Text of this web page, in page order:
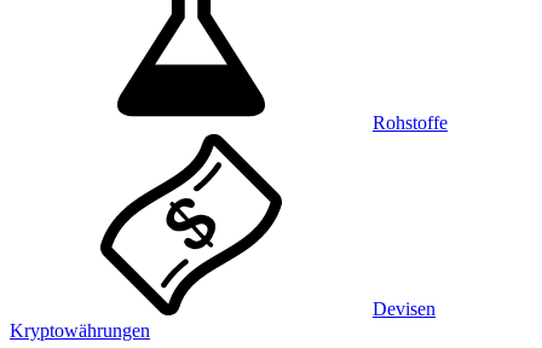
Rohstoffe
Devisen
Kryptowährungen